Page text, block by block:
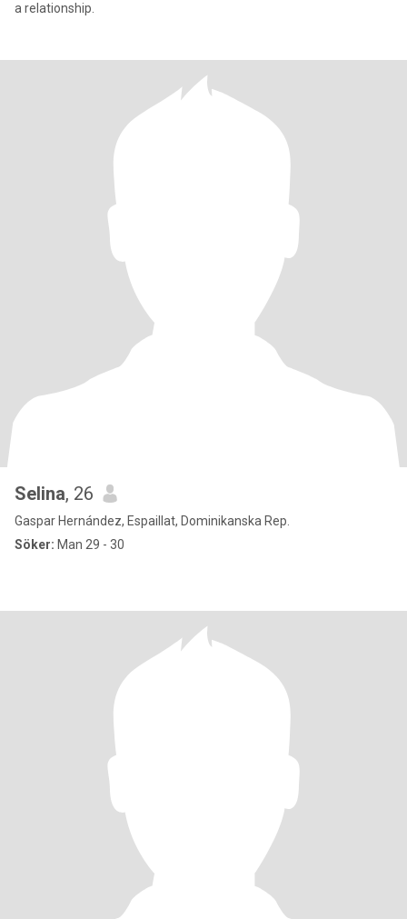
a relationship.
Selina, 26
Gaspar Hernández, Espaillat, Dominikanska Rep.
Söker: Man 29 - 30